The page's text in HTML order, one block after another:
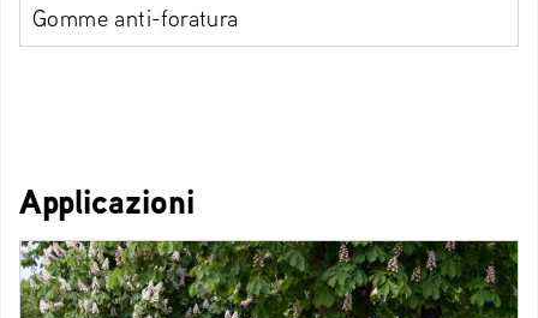
Gomme anti-foratura
Applicazioni